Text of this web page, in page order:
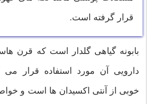
قرار گرفته است.
بابونه گیاهی گلدار است که قرن
دارویی آن مورد استفاده قرار
خوبی از آنتی اکسیدان ها است و